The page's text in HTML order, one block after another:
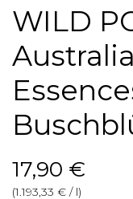
WILD
17,90 €
(1.193,33 € / l)